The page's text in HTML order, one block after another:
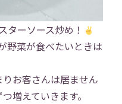
社員Vlog
X
ターソース炒め！
野菜が食べたいときは
お客さんは居ません
増えていきます。